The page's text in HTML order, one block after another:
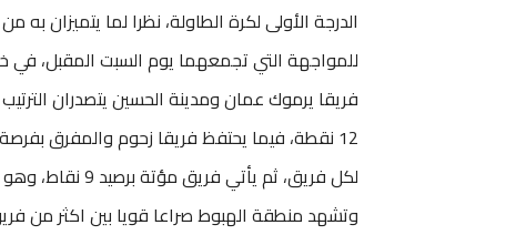
الدرجة الأولى لكرة الطاولة، نظرا لما يتميزان
للمواجهة التي تجمعهما يوم السبت المقبل، في
فريقا يرموك عمان ومدينة الحسين يتصدران
لكل فريق، ثم يأتي فريق مؤتة برصيد 9 نقاط، وهو يسعى للتقدم نحو المراكز الثلاثة الأولى.
وتشهد منطقة الهبوط صراعا قويا بين اكثر من